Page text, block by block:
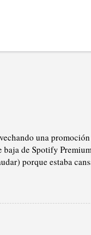
una promoción
de Spotify
porque estaba
son excluyentes), por
igual, el